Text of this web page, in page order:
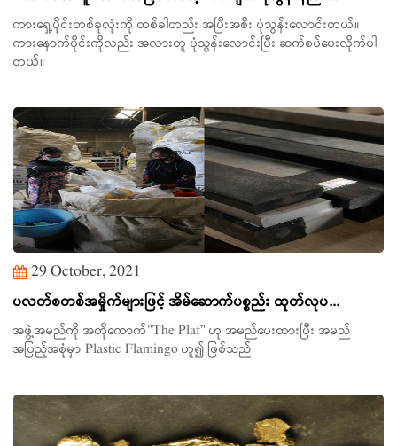
ကားရှေ့ပိုင်းတစ်ခုလုံးကို တစ်ခါတည်း အပြီးအစီး ပုံသွန်းလောင်းတယ်။
ကားနောက်ပိုင်းကိုလည်း အလားတူ ပုံသွန်းလောင်းပြီး ဆက်စပ်ပေးလိုက်ပါ
တယ်။
29 October, 2021
ပလတ်စတစ်အမှိုက်များဖြင့် အိမ်ဆောက်ပစ္စည်း ထုတ်လုပ...
အဖွဲ့အမည်ကို အတိုကောက်"The Plaf" ဟု အမည်ပေးထားပြီး အမည်
အပြည့်အစုံမှာ Plastic Flamingo ဟူ၍ ဖြစ်သည်